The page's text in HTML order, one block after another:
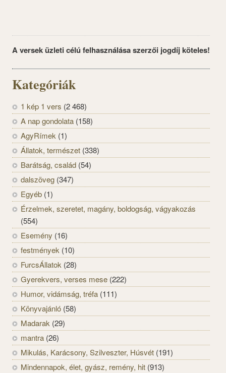
A versek üzleti célú felhasználása szerzői jogdíj köteles!
Kategóriák
1 kép 1 vers (2 468)
A nap gondolata (158)
AgyRímek (1)
Állatok, természet (338)
Barátság, család (54)
dalszöveg (347)
Egyéb (1)
Érzelmek, szeretet, magány, boldogság, vágyakozás
(554)
Esemény (16)
festmények (10)
FurcsÁllatok (28)
Gyerekvers, verses mese (222)
Humor, vidámság, tréfa (111)
Könyvajánló (58)
Madarak (29)
mantra (26)
Mikulás, Karácsony, Szilveszter, Húsvét (191)
Mindennapok, élet, gyász, remény, hit (913)